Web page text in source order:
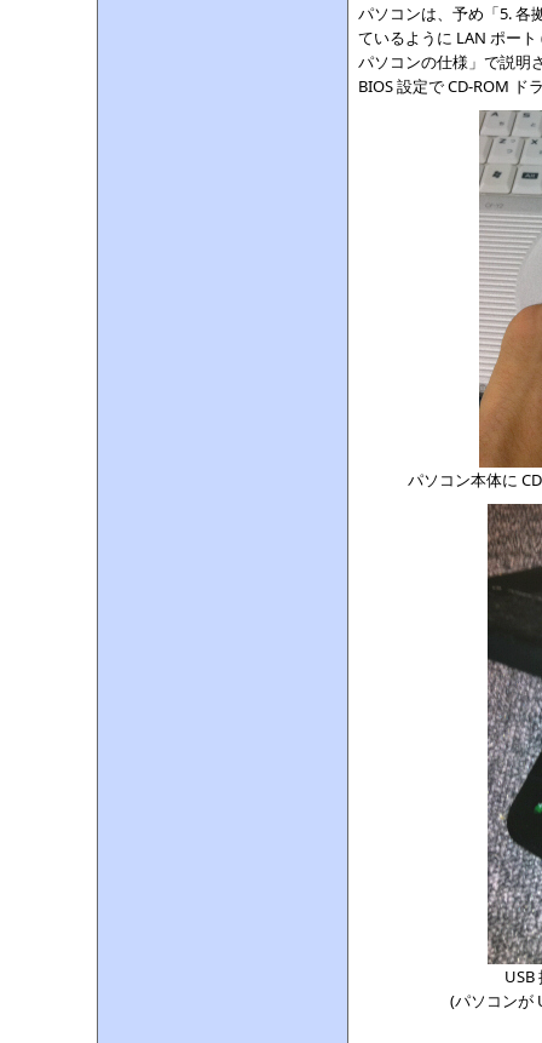
パソコンは、予め「5. 各
ているように LAN ポー
パソコンの仕様」で説明
BIOS 設定で CD-ROM ド
パソコン本体に
USB
(パソコンが